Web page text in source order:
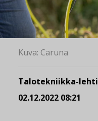
Kuva: Caruna
Talotekniikka-lehti
02.12.2022 08:21